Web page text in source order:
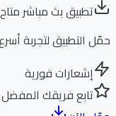
تطبيق بث مباشر متاح
التطبيق لتجربة أسرع
إشعارات فورية
تابع فريقك المفضل